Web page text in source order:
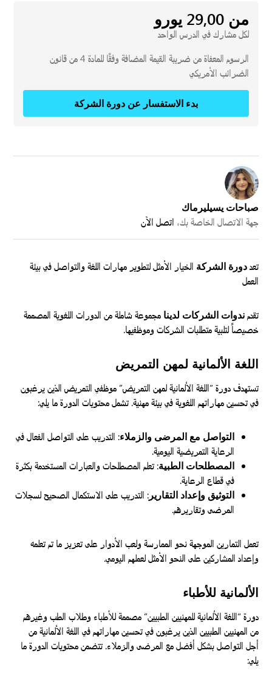
صباحات يسيليرماك
جهة الاتصال الخاصة بك،اتصل الآن
تعددورة الشركةالخيار الأمثل لتطوير مهارات اللغة والتواصل في بيئة
العمل
تقدمندوات الشركات لدينامجموعة شاملة من الدورات اللغوية المصممة
خصيصاً لتلبية متطلبات الشركات وموظفيها.
اللغة الألمانية لمهن التمريض
تستهدف دورة “اللغة الألمانية لمهن التمريض” موظفي التمريض الذين يرغبون
في تحسين مهاراتهم اللغوية في بيئة مهنية. تشمل محتويات الدورة ما يلي:
التواصل مع المرضى والزملاء: التدريب على التواصل الفعال في
الرعاية التمريضية اليومية.
المصطلحات الطبية: تعلم المصطلحات والعبارات المستخدمة بكثرة
في قطاع الرعاية.
التوثيق وإعداد التقارير : التدريب على الاستكمال الصحيح لسجلات
المرضى وتقاريرهم.
تعمل التمارين الموجهة نحو الممارسة ولعب الأدوار على تعزيز ما تم تعلمه
وإعداد المشاركين على النحو الأمثل لعملهم اليومي.
الألمانية للأطباء
دورة “اللغة الألمانية للمهنيين الطبيين” مصممة للأطباء وطلاب الطب وغيرهم
من المهنيين الطبيين الذين يرغبون في تحسين مهاراتهم في اللغة الألمانية من
أجل التواصل بشكل أفضل مع المرضى والزملاء. تتضمن محتويات الدورة ما
يلي:
من 29,00 يورو
لكل مشارك في الدرس الواحد
الرسوم المعفاة من ضريبة القيمة المضافة وفقًا للمادة 4 من قانون
الضرائب الأمريكي
بدء الاستفسار عن دورة الشركة